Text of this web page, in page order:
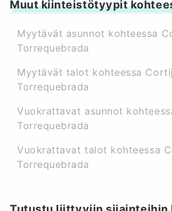
Muut kiinteistötyypit
Myytävät asunnot kohteessa
Torrequebrada
Myytävät talot kohteessa
Torrequebrada
Vuokrattavat asunnot
Torrequebrada
Vuokrattavat talot kohteessa
Torrequebrada